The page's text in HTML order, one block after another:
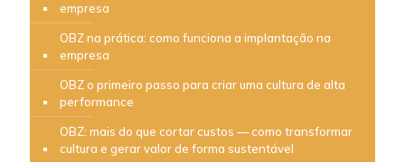
empresa
OBZ na prática: como funciona a implantação na
empresa
OBZ o primeiro passo para criar uma cultura de alta
performance
OBZ: mais do que cortar custos — como transformar
cultura e gerar valor de forma sustentável